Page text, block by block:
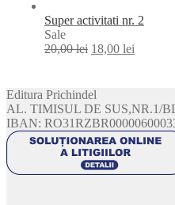
Super activitati nr. 2
SaleProduct
on
20,00lei 18,00 lei
Editura Prichindel
AL. TIMISUL DE SUS,NR.1/
IBAN: